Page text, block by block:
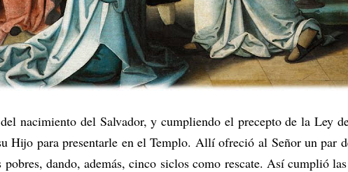
del nacimiento del Salvador, y cumpliendo el precepto de la Ley
Hijo para presentarle en el Templo. Allí ofreció al Señor un par
pobres, dando, además, cinco siclos como rescate. Así cumplió